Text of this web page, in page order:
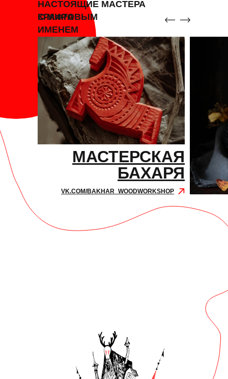
НАСТОЯЩИЕ МАСТЕРА
КРАФТА
С МИРОВЫМ
ИМЕНЕМ
МАСТЕРСКАЯ
БАХАРЯ
VK.COM/BAKHAR_WOODWORKSHOP